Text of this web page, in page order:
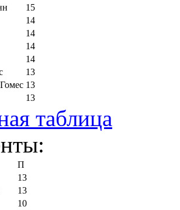
15
14
14
14
14
13
13
13
таблица
П
13
13
10